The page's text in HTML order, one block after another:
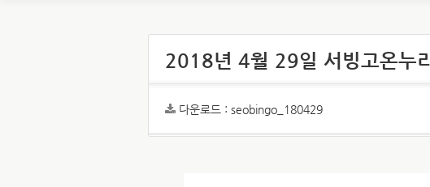
2018년 4월 29일 서빙고온누
다운로드 : seobingo_180429